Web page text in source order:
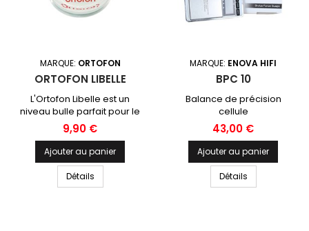
MARQUE: ORTOFON
ORTOFON LIBELLE
L'Ortofon Libelle est un
niveau bulle parfait pour le
rglage de votre platine
vinyle.
Prix
9,90 €
Ajouter au panier
Détails
MARQUE: ENOVA HIFI
BPC 10
Balance de précision
cellule
Prix
43,00 €
Ajouter au panier
Détails